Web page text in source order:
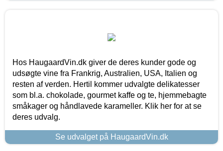
Hos HaugaardVin.dk giver de deres kunder gode og
udsøgte vine fra Frankrig, Australien, USA, Italien og
resten af verden. Hertil kommer udvalgte delikatesser
som bl.a. chokolade, gourmet kaffe og te, hjemmebagte
småkager og håndlavede karameller. Klik her for at se
deres udvalg.
Se udvalget på HaugaardVin.dk